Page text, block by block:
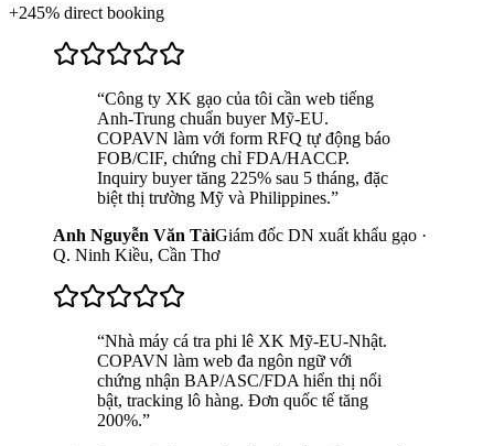
+245% direct booking
“Công ty XK gạo của tôi cần web tiếng
Anh-Trung chuẩn buyer Mỹ-EU.
COPAVN làm với form RFQ tự động báo
FOB/CIF, chứng chỉ FDA/HACCP.
Inquiry buyer tăng 225% sau 5 tháng, đặc
biệt thị trường Mỹ và Philippines.”
Anh Nguyễn Văn TàiGiám đốc DN xuất khẩu gạo ·
Q. Ninh Kiều, Cần Thơ
“Nhà máy cá tra phi lê XK Mỹ-EU-Nhật.
COPAVN làm web đa ngôn ngữ với
chứng nhận BAP/ASC/FDA hiển thị nổi
bật, tracking lô hàng. Đơn quốc tế tăng
200%.”